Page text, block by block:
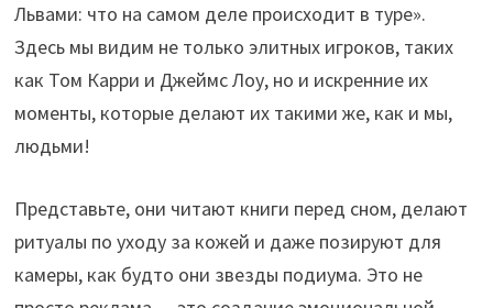
Львами: что на самом деле происходит в туре».
Здесь мы видим не только элитных игроков, таких
как Том Карри и Джеймс Лоу, но и искренние их
моменты, которые делают их такими же, как и мы,
людьми!
Представьте, они читают книги перед сном, делают
ритуалы по уходу за кожей и даже позируют для
камеры, как будто они звезды подиума. Это не